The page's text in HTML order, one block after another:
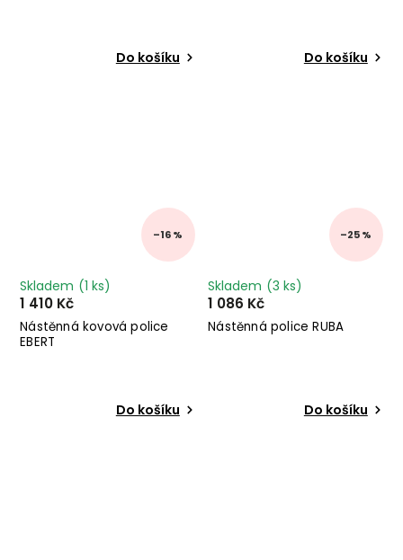
Do košíku Do košíku
–16 %
Nástěnná kovová police
EBERT
Skladem (1 ks)
1 410 Kč
Do košíku
–25 %
Nástěnná police RUBA
Skladem (3 ks)
1 086 Kč
Do košíku